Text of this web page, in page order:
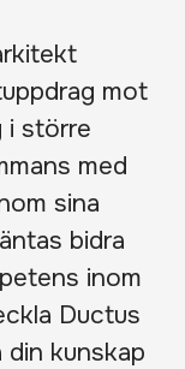
mot
i större
med
sina
bidra
inom
Ductus
kunskap